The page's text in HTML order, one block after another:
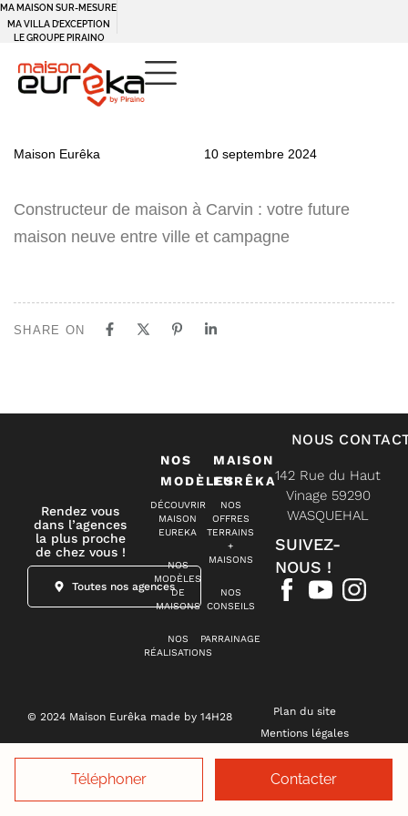
Téléphoner Contacter
MA MAISON SUR-MESURE
MA VILLA D’EXCEPTION
LE GROUPE PIRAINO
IN:
Maison Eurêka
on:
10 septembre 2024
Constructeur de maison à Carvin : votre future
maison neuve entre ville et campagne
SHARE ON
Rendez vous
dans l’agences
la plus proche
de chez vous !
Toutes nos agences
NOS
MODÈLES
DÉCOUVRIR
MAISON
EUREKA
NOS
MODÈLES
DE
MAISONS
NOS
RÉALISATIONS
MAISON
EURÊKA
NOS
OFFRES
TERRAINS
+
MAISONS
NOS
CONSEILS
PARRAINAGE
NOUS
142 Rue du Haut
Vinage 59290
WASQUEHAL
SUIVEZ-
NOUS !
© 2024 Maison Eurêka made by 14H28
Plan du site
Mentions légales
Gestion des cookies